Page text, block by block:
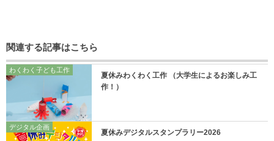
関連する記事はこちら
わくわく子ども工作
夏休みわくわく工作 （大学生によるお楽しみ工
作！）
デジタル企画
夏休みデジタルスタンプラリー2026